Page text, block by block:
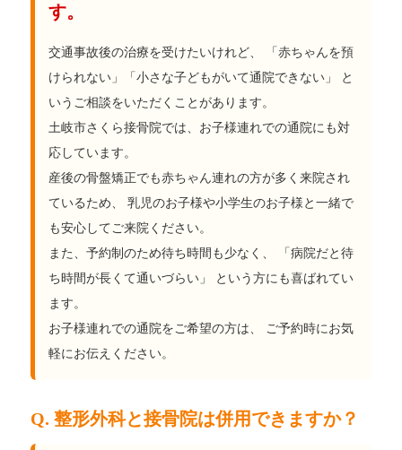
す。
交通事故後の治療を受けたいけれど、 「赤ちゃんを預
けられない」「小さな子どもがいて通院できない」 と
いうご相談をいただくことがあります。
土岐市さくら接骨院では、お子様連れでの通院にも対
応しています。
産後の骨盤矯正でも赤ちゃん連れの方が多く来院され
ているため、 乳児のお子様や小学生のお子様と一緒で
も安心してご来院ください。
また、予約制のため待ち時間も少なく、 「病院だと待
ち時間が長くて通いづらい」 という方にも喜ばれてい
ます。
お子様連れでの通院をご希望の方は、 ご予約時にお気
軽にお伝えください。
Q. 整形外科と接骨院は併用できますか？